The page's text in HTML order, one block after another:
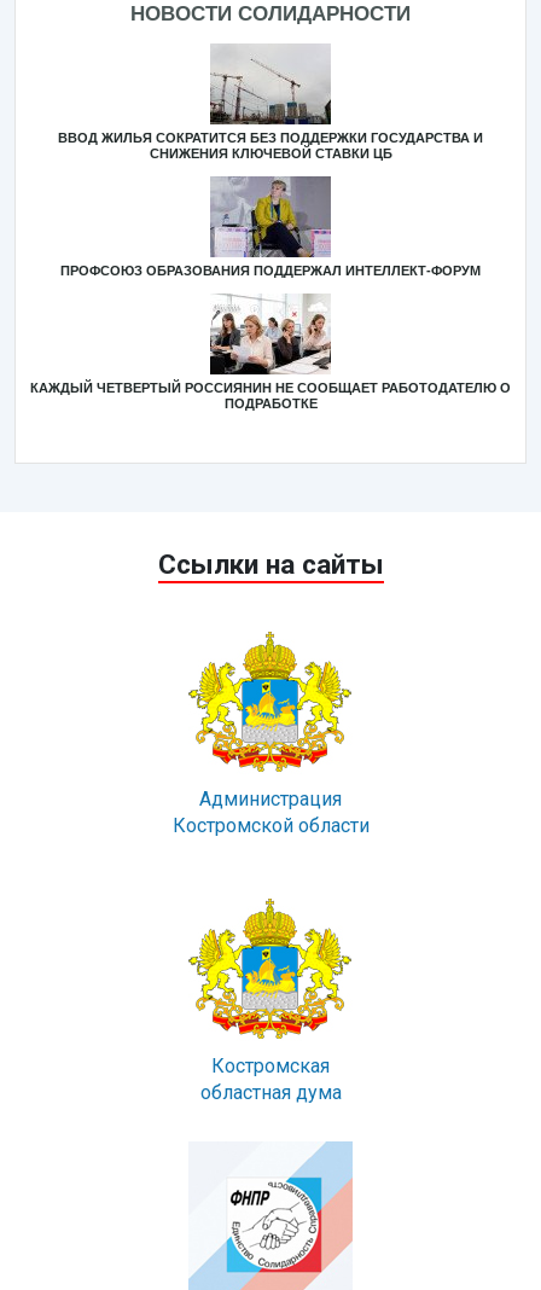
НОВОСТИ СОЛИДАРНОСТИ
ВВОД ЖИЛЬЯ СОКРАТИТСЯ БЕЗ ПОДДЕРЖКИ ГОСУДАРСТВА И
СНИЖЕНИЯ КЛЮЧЕВОЙ СТАВКИ ЦБ
ПРОФСОЮЗ ОБРАЗОВАНИЯ ПОДДЕРЖАЛ ИНТЕЛЛЕКТ-ФОРУМ
КАЖДЫЙ ЧЕТВЕРТЫЙ РОССИЯНИН НЕ СООБЩАЕТ РАБОТОДАТЕЛЮ О
ПОДРАБОТКЕ
Ссылки на сайты
Администрация
Костромской области
Костромская
областная дума